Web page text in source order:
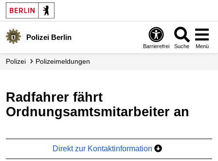
Polizei Berlin
Barrierefrei Suche Menü
Polizei Polizei­meldungen
Radfahrer fährt
Ordnungsamtsmitarbeiter an
Direkt zur Kontaktinformation